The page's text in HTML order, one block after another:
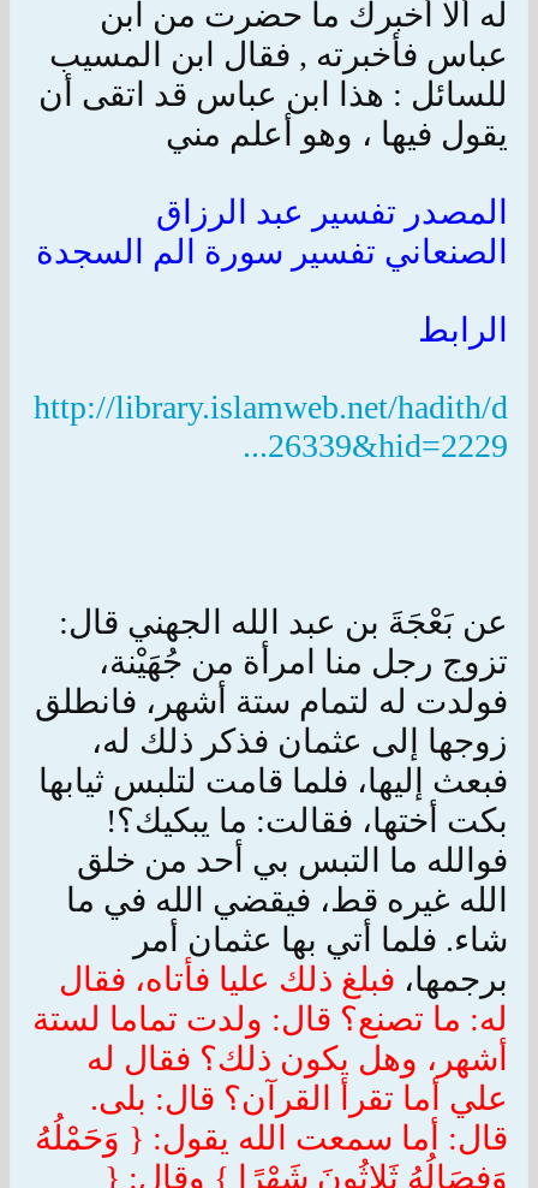
له ألا أخبرك ما حضرت من ابن
عباس فأخبرته , فقال ابن المسيب
للسائل : هذا ابن عباس قد اتقى أن
يقول فيها ، وهو أعلم مني
المصدر تفسير عبد الرزاق
الصنعاني تفسير سورة الم السجدة
الرابط
http://library.islamweb.net/hadith/d
...26339&hid=2229
عن بَعْجَةَ بن عبد الله الجهني قال:
تزوج رجل منا امرأة من جُهَيْنة،
فولدت له لتمام ستة أشهر، فانطلق
زوجها إلى عثمان فذكر ذلك له،
فبعث إليها، فلما قامت لتلبس ثيابها
بكت أختها، فقالت: ما يبكيك؟!
فوالله ما التبس بي أحد من خلق
الله غيره قط، فيقضي الله في ما
شاء. فلما أتي بها عثمان أمر
برجمها، فبلغ ذلك عليا فأتاه، فقال
له: ما تصنع؟ قال: ولدت تماما لستة
أشهر، وهل يكون ذلك؟ فقال له
علي أما تقرأ القرآن؟ قال: بلى.
قال: أما سمعت الله يقول: { وَحَمْلُهُ
وَفِصَالُهُ ثَلاثُونَ شَهْرًا } وقال: {